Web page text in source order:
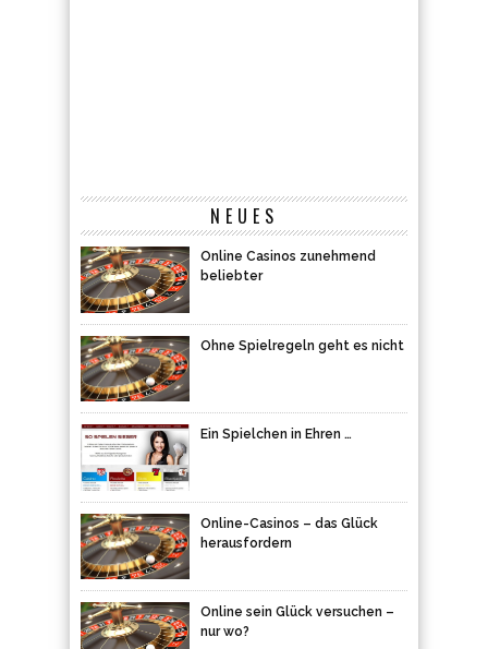
NEUES
Online Casinos zunehmend
beliebter
Ohne Spielregeln geht es nicht
Ein Spielchen in Ehren …
Online-Casinos – das Glück
herausfordern
Online sein Glück versuchen –
nur wo?